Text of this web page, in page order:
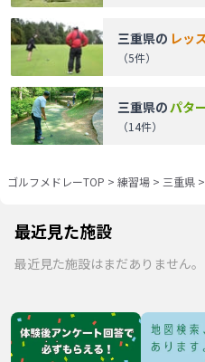
三重県の レッ
（5件）
三重県のパタ
（14件）
ゴルフメドレーTOP > 練習場 > 三重県 >
最近見た施設
最近見た施設はまだありません。